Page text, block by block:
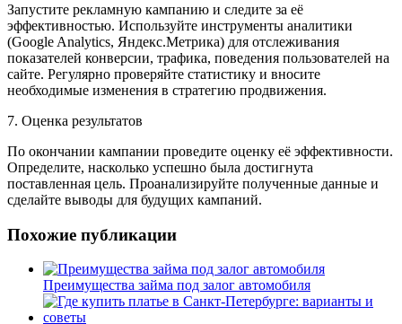
Запустите рекламную кампанию и следите за её
эффективностью. Используйте инструменты аналитики
(Google Analytics, Яндекс.Метрика) для отслеживания
показателей конверсии, трафика, поведения пользователей на
сайте. Регулярно проверяйте статистику и вносите
необходимые изменения в стратегию продвижения.
7. Оценка результатов
По окончании кампании проведите оценку её эффективности.
Определите, насколько успешно была достигнута
поставленная цель. Проанализируйте полученные данные и
сделайте выводы для будущих кампаний.
Похожие публикации
Преимущества займа под залог автомобиля